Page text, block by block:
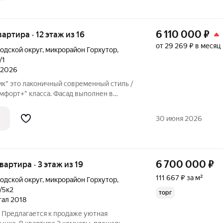
· 12 этаж из 16
округ, микрорайон Горхутор,
2026
это лаконичный современный стиль /
класса. Фасад выполнен в
и лоджий, которое визуально
6 110 000 ₽
от 29 269 ₽ в месяц
30 июня 2026
· 3 этаж из 19
округ, микрорайон Горхутор,
5к2
2018
к продаже уютная
6 700 000 ₽
111 667 ₽ за м²
торг